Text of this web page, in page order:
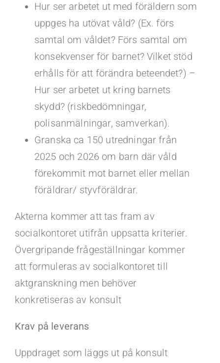
Hur ser arbetet ut med föräldern som
uppges ha utövat våld? (Ex. förs
samtal om våldet? Förs samtal om
konsekvenser för barnet? Vilket stöd
erhålls för att förändra beteendet?) –
Hur ser arbetet ut kring barnets
skydd? (riskbedömningar,
polisanmälningar, samverkan).
Granska ca 150 utredningar från
2025 och 2026 om barn där våld
förekommit mot barnet eller mellan
föräldrar/ styvföräldrar.
Akterna kommer att tas fram av
socialkontoret utifrån uppsatta kriterier.
Övergripande frågeställningar kommer
att formuleras av socialkontoret till
aktgranskning men behöver
konkretiseras av konsult
Krav på leverans
Uppdraget som läggs ut på konsult